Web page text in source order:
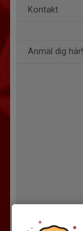
Kontakt
Anmäl dig här!